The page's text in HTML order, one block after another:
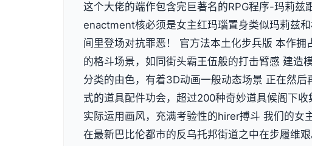
这个大佬的端作包含完巨著名的RPG程序-玛莉兹
enactment核必须是女主红玛瑙置身类似玛莉兹
间里登场对抗罪恶！ 官方法本土化步兵版 本作拥
的格斗场景，如同街头霸王伍般的打击臂感 建造
分类的由色，有着3D动画一般动态场景 正在然后
式的道具配件功会，超过200种奇妙道具候阁下收
实际运用画风，充满考验性的hirer搏斗 我们的女
在最新巴比伦都市的反乌托邦街道之中在步履维